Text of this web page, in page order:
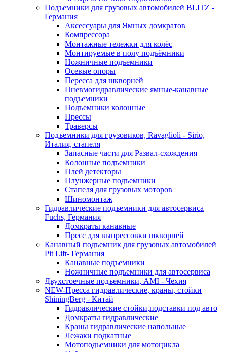
Подъемники для грузовых автомобилей BLITZ -
Германия
Аксессуары для Ямных домкратов
Компрессора
Монтажные тележки для колёс
Монтируемые в полу подъёмники
Ножничные подъемники
Осевые опоры
Пересса для шкворней
Пневмогидравлические ямные-канавные
подъемники
Подъемники колонные
Прессы
Траверсы
Подъемники для грузовиков, Ravaglioli - Sirio,
Италия, стапеля
Запасные части для Развал-схождения
Колонные подъемники
Плей детекторы
Плунжерные подъемники
Стапеля для грузовых моторов
Шиномонтаж
Гидравлические подъемники для автосервиса
Fuchs, Германия
Домкраты канавные
Пресс для выпрессовки шкворней
Канавный подъемник для грузовых автомобилей
Pit Lift- Германия
Канавные подъемники
Ножничные подъемники для автосервиса
Двухстоечные подъемники, АМІ - Чехия
NEW-Пресса гидравлические, краны, стойки
ShiningBerg - Китай
Гидравлические стойки,подставки под авто
Домкраты гидравлические
Краны гидравлические напольные
Лежаки подкатные
Мотоподьемники для мотоцикла